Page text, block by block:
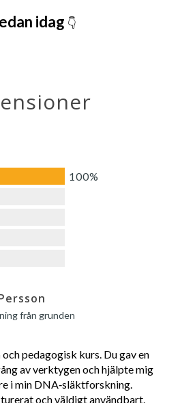
idag 👇
100%
från grunden
pedagogisk kurs. Du gav en
av verktygen och hjälpte mig
i min DNA‑släktforskning.
och väldigt användbart.